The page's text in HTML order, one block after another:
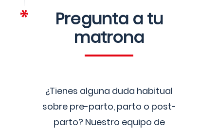
Pregunta a tu
matrona
¿Tienes alguna duda habitual
sobre pre-parto, parto o post-
parto? Nuestro equipo de